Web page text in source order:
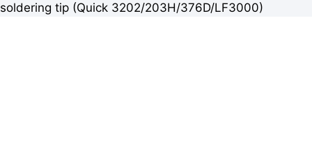
soldering tip (Quick 3202/203H/376D/LF3000)